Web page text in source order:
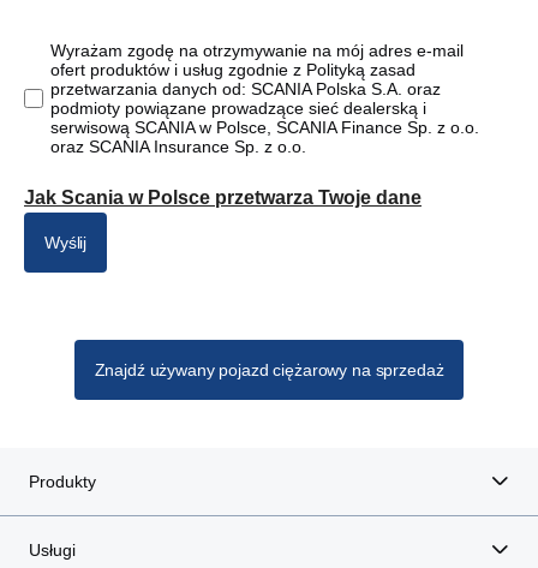
Wyrażam zgodę na otrzymywanie na mój adres e-mail
ofert produktów i usług zgodnie z Polityką zasad
przetwarzania danych od: SCANIA Polska S.A. oraz
podmioty powiązane prowadzące sieć dealerską i
serwisową SCANIA w Polsce, SCANIA Finance Sp. z o.o.
oraz SCANIA Insurance Sp. z o.o.
Jak Scania w Polsce przetwarza Twoje dane
Wyślij
Znajdź używany pojazd ciężarowy na sprzedaż
Produkty
Usługi